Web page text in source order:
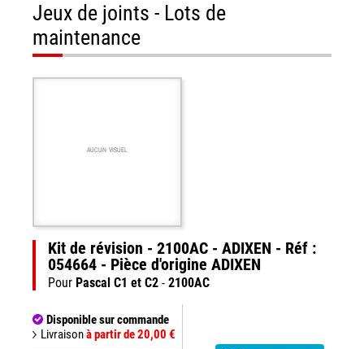
Jeux de joints - Lots de
maintenance
AUCUN VISUEL
Kit de révision - 2100AC - ADIXEN - Réf :
054664 - Pièce d'origine ADIXEN
Pour Pascal C1 et C2 - 2100AC
Disponible sur commande
Livraisonà partir de 20,00 €